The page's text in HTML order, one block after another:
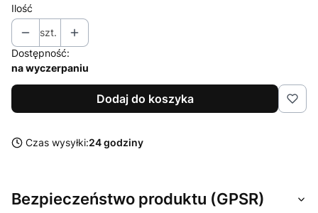
Ilość
szt.
Dostępność:
na wyczerpaniu
Dodaj do koszyka
Czas wysyłki:24 godziny
Bezpieczeństwo produktu (GPSR)